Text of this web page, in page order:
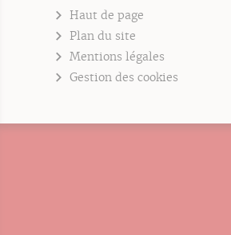
Haut de page
Plan du site
Mentions légales
Gestion des cookies